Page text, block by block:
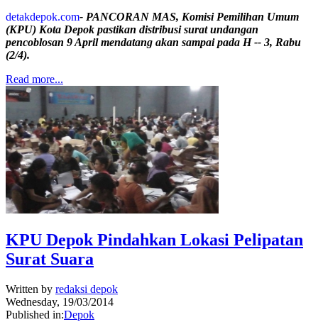
detakdepok.com- PANCORAN MAS, Komisi Pemilihan Umum
(KPU) Kota Depok pastikan distribusi surat undangan
pencoblosan 9 April mendatang akan sampai pada H -- 3, Rabu
(2/4).
Read more...
KPU Depok Pindahkan Lokasi Pelipatan
Surat Suara
Written by redaksi depok
Wednesday, 19/03/2014
Published in:Depok